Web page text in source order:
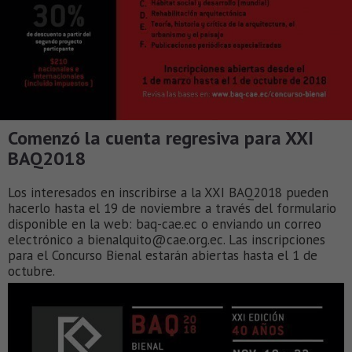
Comenzó la cuenta regresiva para XXI
BAQ2018
Los interesados en inscribirse a la XXI BAQ2018 pueden
hacerlo hasta el 19 de noviembre a través del formulario
disponible en la web: baq-cae.ec o enviando un correo
electrónico a bienalquito@cae.org.ec. Las inscripciones
para el Concurso Bienal estarán abiertas hasta el 1 de
octubre.